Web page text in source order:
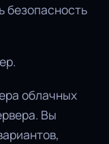
безопасность
облачных
Вы